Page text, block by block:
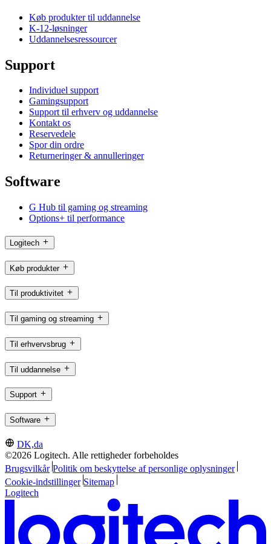
Køb produkter til uddannelse
K-12-løsninger
Uddannelsesressourcer
Support
Individuel support
Gamingsupport
Support til erhverv og uddannelse
Kontakt os
Reservedele
Spor din ordre
Returneringer & annulleringer
Software
G Hub til gaming og streaming
Options+ til performance
Logitech
Køb produkter
Til produktivitet
Til gaming og streaming
Til erhvervsbrug
Til uddannelse
Support
Software
DK,da
©2026 Logitech. Alle rettigheder forbeholdes
Brugsvilkår Politik om beskyttelse af personlige oplysninger
Cookie-indstillinger Sitemap
Logitech